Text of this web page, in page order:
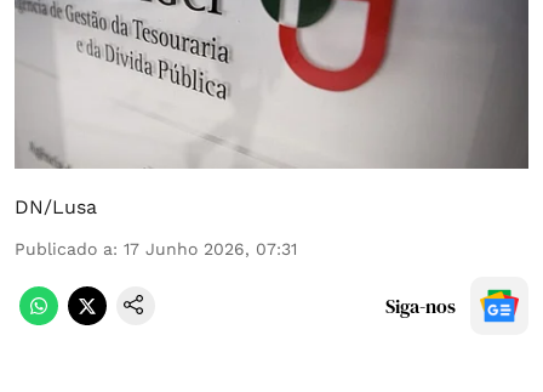
DN/Lusa
Publicado a: 17 Junho 2026, 07:31
Siga-nos